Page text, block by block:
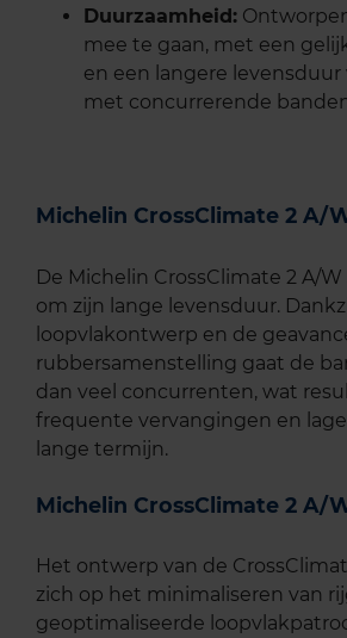
Duurzaamheid:
mee te gaan, met een
en een langere levensduur
met concurrerende
Michelin CrossClimate 2 A/
De Michelin CrossClimate 2 A/
om zijn lange levensduur.
loopvlakontwerp en de
rubbersamenstelling gaat de
dan veel concurrenten, wat
frequente vervangingen en
lange termijn. ​
Michelin CrossClimate 2 A/
Het ontwerp van de
zich op het minimaliseren van
geoptimaliseerde